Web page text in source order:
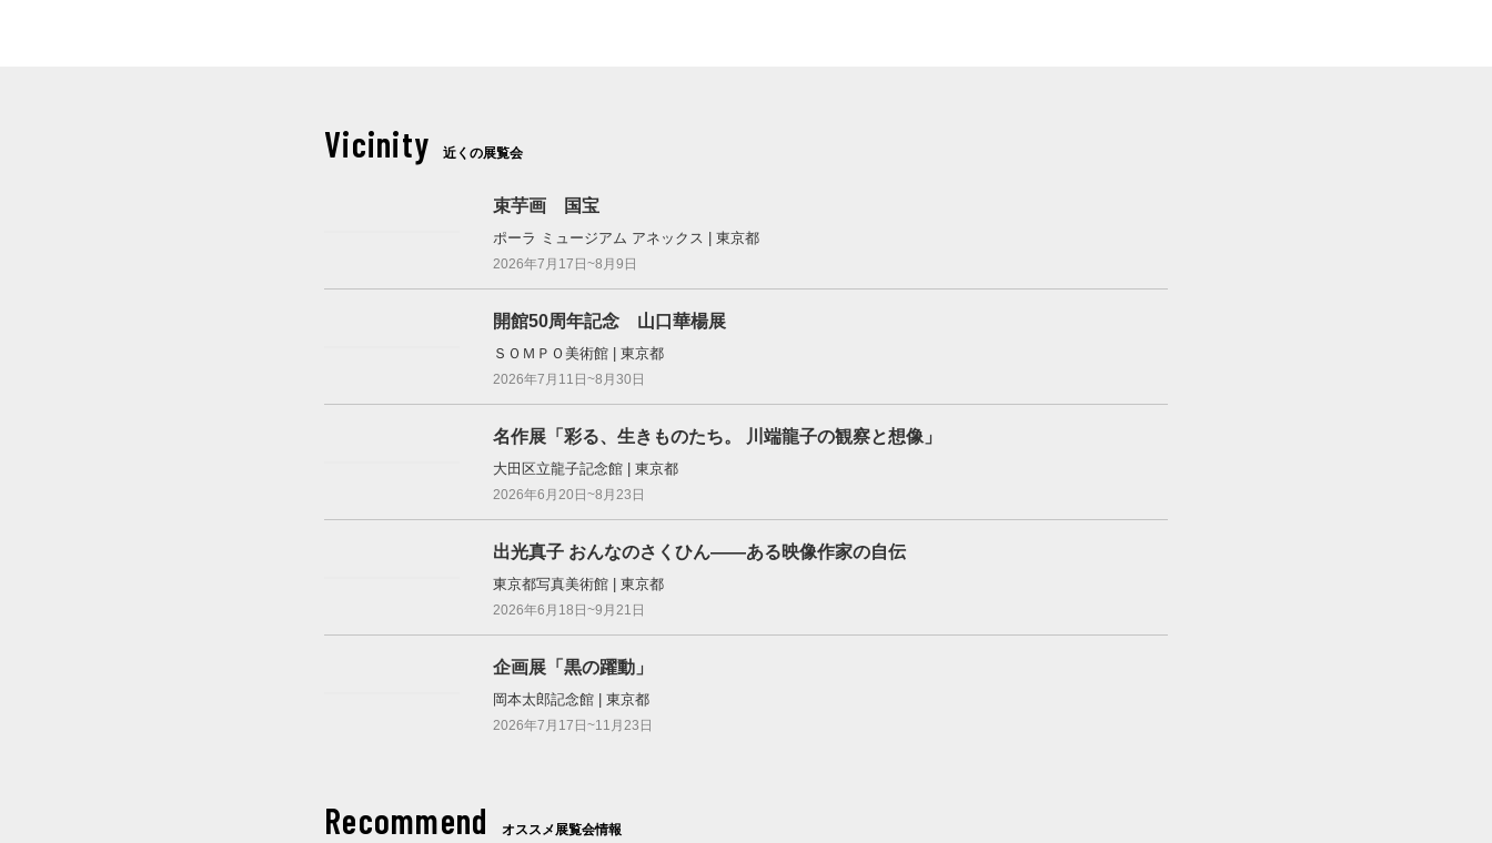
Vicinity 近くの展覧会
束芋画 国宝
ポーラ ミュージアム アネックス | 東京都
2026年7月17日~8月9日
開館50周年記念 山口華楊展
ＳＯＭＰＯ美術館 | 東京都
2026年7月11日~8月30日
名作展「彩る、生きものたち。 川端龍子の観察と想像」
大田区立龍子記念館 | 東京都
2026年6月20日~8月23日
出光真子 おんなのさくひん――ある映像作家の自伝
東京都写真美術館 | 東京都
2026年6月18日~9月21日
企画展「黒の躍動」
岡本太郎記念館 | 東京都
2026年7月17日~11月23日
Recommend オススメ展覧会情報